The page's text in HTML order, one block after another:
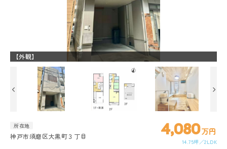
【外観】
所在地
神戸市須磨区大黒町３丁目 4,080万円
14.75坪 2LDK